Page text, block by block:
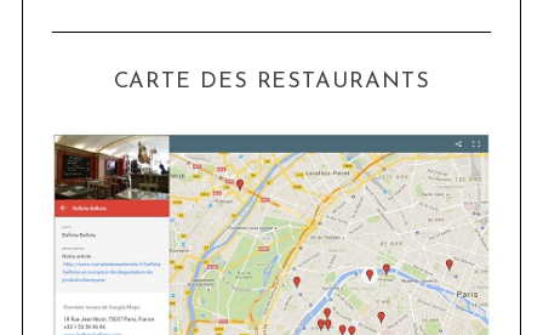
CARTE DES RESTAURANTS